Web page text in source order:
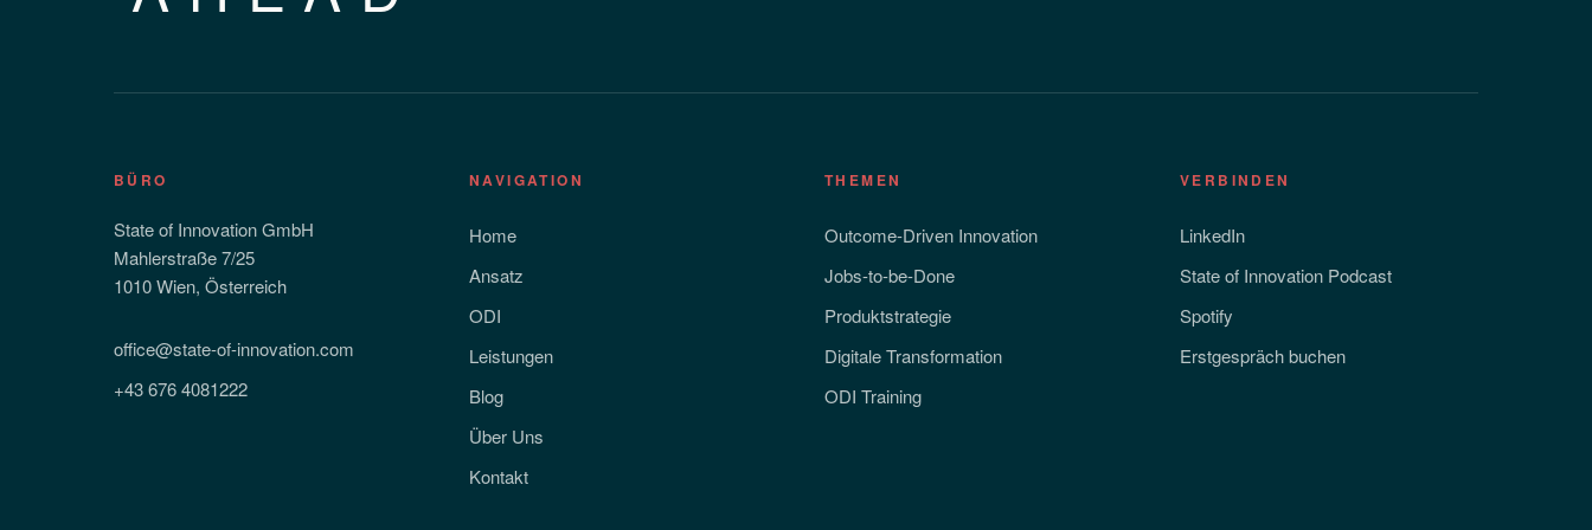
BÜRO
State of Innovation GmbH
Mahlerstraße 7/25
1010 Wien, Österreich
office@state-of-innovation.com
+43 676 4081222
NAVIGATION
Home
Ansatz
ODI
Leistungen
Blog
Über Uns
Kontakt
THEMEN
Outcome-Driven Innovation
Jobs-to-be-Done
Produktstrategie
Digitale Transformation
ODI Training
VERBINDEN
LinkedIn
State of Innovation Podcast
Spotify
Erstgespräch buchen